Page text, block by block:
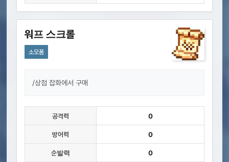
워프 스크롤
소모품
/상점 잡화에서 구매
공격력 0
방어력 0
순발력 0